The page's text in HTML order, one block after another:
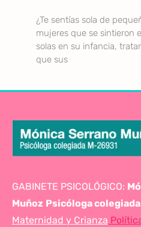
¿Te sentías sola de
mujeres que se sintieron
solas en su infancia,
que sus
GABINETE PSICOLÓGICO:
Muñoz Psicóloga colegiada
Maternidad y Crianza